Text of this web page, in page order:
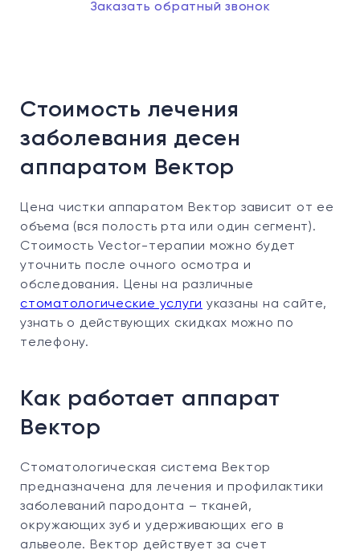
Заказать обратный звонок
Стоимость лечения
заболевания десен
аппаратом Вектор
Цена чистки аппаратом Вектор зависит от ее
объема (вся полость рта или один сегмент).
Стоимость Vector-терапии можно будет
уточнить после очного осмотра и
обследования. Цены на различные
стоматологические услуги указаны на сайте,
узнать о действующих скидках можно по
телефону.
Как работает аппарат
Вектор
Стоматологическая система Вектор
предназначена для лечения и профилактики
заболеваний пародонта – тканей,
окружающих зуб и удерживающих его в
альвеоле. Вектор действует за счет